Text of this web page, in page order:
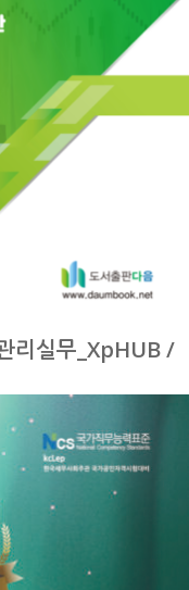
리실무_XpHUB /